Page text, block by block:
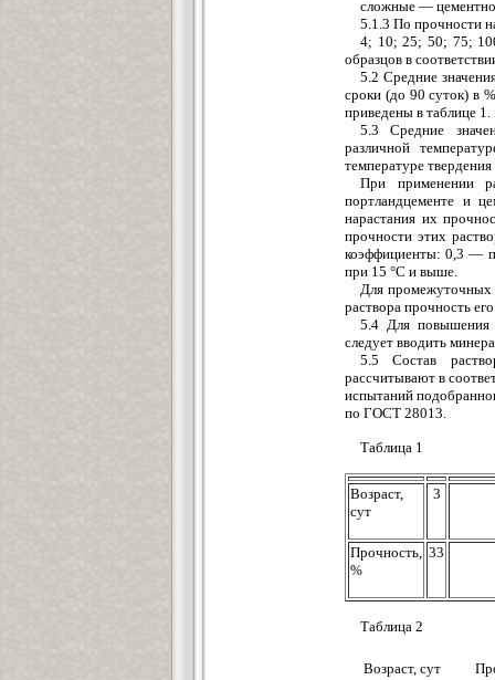
сложные —
5.1.3 По прочности
4; 10; 25; 50; 75;
образцов в
5.2 Средние
сроки (до 90 суток) в
приведены в таблице 1.
5.3 Средние
различной
температуре
При применении
портландцементе и
нарастания их
прочности этих
коэффициенты: 0,3 —
при 15 °С и выше.
Для промежуточных
раствора прочность
5.4 Для повышения
следует вводить
5.5 Состав
рассчитывают в
испытаний
по ГОСТ 28013.
Таблица 1
Возраст,
сут
3
Прочность,
%
33
Таблица 2
Возраст, сут